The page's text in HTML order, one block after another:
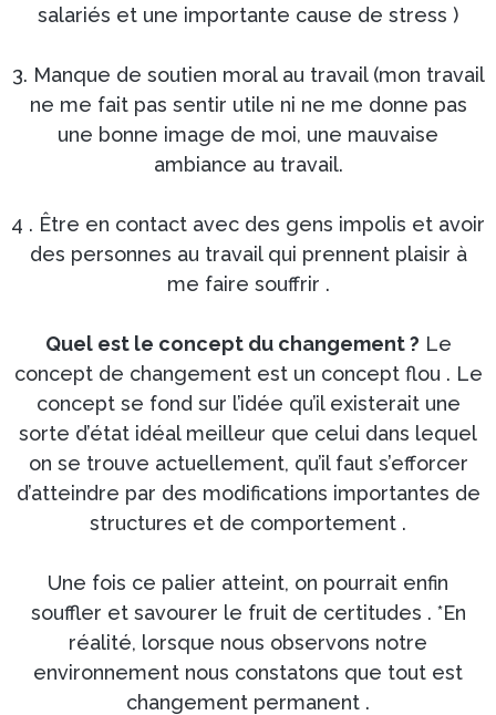
salariés et une importante cause de stress )
3. Manque de soutien moral au travail (mon travail
ne me fait pas sentir utile ni ne me donne pas
une bonne image de moi, une mauvaise
ambiance au travail.
4 . Être en contact avec des gens impolis et avoir
des personnes au travail qui prennent plaisir à
me faire souffrir .
Quel est le concept du changement ? Le
concept de changement est un concept flou . Le
concept se fond sur l’idée qu’il existerait une
sorte d’état idéal meilleur que celui dans lequel
on se trouve actuellement, qu’il faut s’efforcer
d’atteindre par des modifications importantes de
structures et de comportement .
Une fois ce palier atteint, on pourrait enfin
souffler et savourer le fruit de certitudes . *En
réalité, lorsque nous observons notre
environnement nous constatons que tout est
changement permanent .